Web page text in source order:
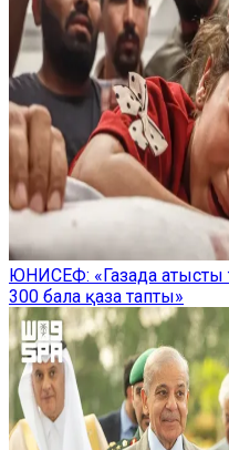
ЮНИСЕФ: «Газада атысты
300 бала қаза тапты»